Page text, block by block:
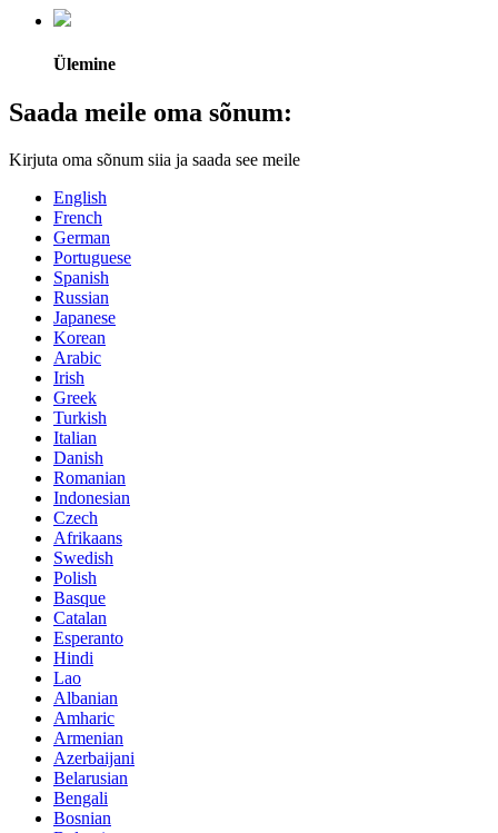
Ülemine
Saada meile oma sõnum:
Kirjuta oma sõnum siia ja saada see meile
English
French
German
Portuguese
Spanish
Russian
Japanese
Korean
Arabic
Irish
Greek
Turkish
Italian
Danish
Romanian
Indonesian
Czech
Afrikaans
Swedish
Polish
Basque
Catalan
Esperanto
Hindi
Lao
Albanian
Amharic
Armenian
Azerbaijani
Belarusian
Bengali
Bosnian